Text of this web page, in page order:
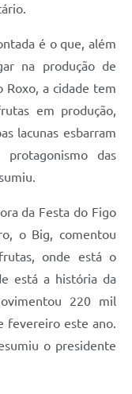
é o que, além
na produção de
Roxo, a cidade tem
em produção,
lacunas esbarram
das
da Festa do Figo
o Big, comentou
onde está o
está a história da
220 mil
fevereiro este ano.
o presidente